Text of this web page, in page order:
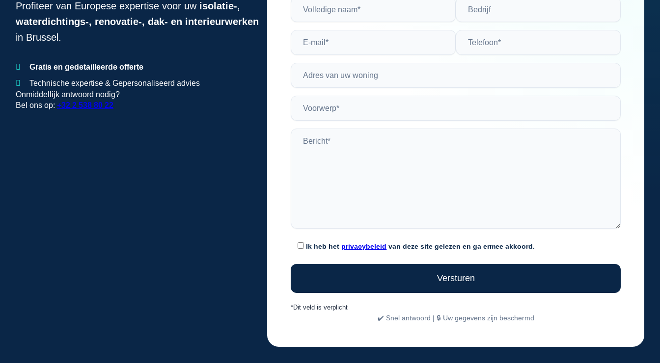
Profiteer van Europese expertise voor uw isolatie-,
waterdichtings-, renovatie-, dak- en interieurwerken
in Brussel.
Gratis en gedetailleerde offerte
Technische expertise & Gepersonaliseerd advies
Onmiddellijk antwoord nodig?
Bel ons op: +32 2 538 80 22
Ik heb het privacybeleid van deze site gelezen en ga ermee akkoord.
*Dit veld is verplicht
✔️ Snel antwoord | 🔒 Uw gegevens zijn beschermd